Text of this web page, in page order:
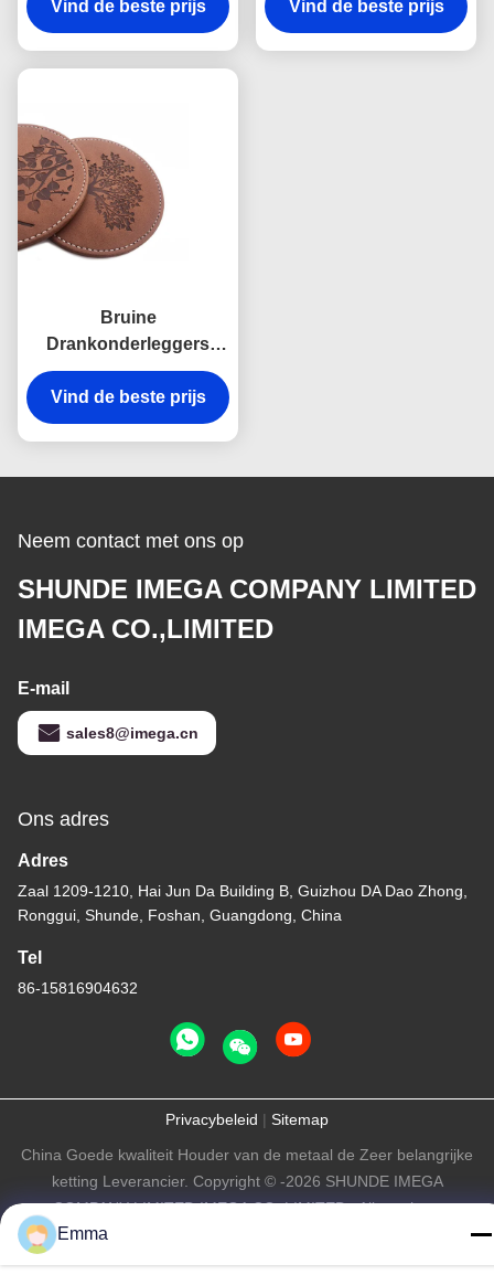
Pantone-Kleur voor
Koppen en Glazen
Vind de beste prijs
voor glazen de
Theeonderlegger voor
Vind de beste prijs
Bruine
Drankonderleggers
voor glazen Geplaatst
Pu-Leer om het
Embleem van
Glasonderleggers voor
Vind de beste prijs
Neem contact met ons op
SHUNDE IMEGA COMPANY LIMITED
IMEGA CO.,LIMITED
E-mail
sales8@imega.cn
Ons adres
Adres
Zaal 1209-1210, Hai Jun Da Building B, Guizhou DA Dao Zhong,
Ronggui, Shunde, Foshan, Guangdong, China
Tel
86-15816904632
Privacybeleid | Sitemap
China Goede kwaliteit Houder van de metaal de Zeer belangrijke
ketting Leverancier. Copyright © -2026 SHUNDE IMEGA
COMPANY LIMITED IMEGA CO.,LIMITED . Alle rechten
Emma